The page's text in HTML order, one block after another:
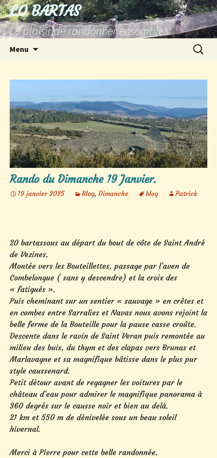
Aller
au
contenu
LO BARTAS
Le plaisir de randonner ensemble!
Menu
Rando du Dimanche 19 Janvier.
19 janvier 2025 Blog, Dimanche blog Patrick
20 bartassous au départ du bout de côte de Saint André
de Vezines.
Montée vers les Bouteillettes, passage par l’aven de
Combelongue ( sans y descendre) et la croix des
« fatigués ».
Puis cheminant sur un sentier « sauvage » en crêtes et
en combes entre Sarralies et Navas nous avons rejoint la
belle ferme de la Bouteille pour la pause casse croûte.
Descente dans le ravin de Saint Veran puis remontée au
milieu des buis, du thym et des clapas vers Brunas et
Marlavagne et sa magnifique bâtisse dans le plus pur
style caussenard.
Petit détour avant de regagner les voitures par le
château d’eau pour admirer le magnifique panorama à
360 degrés sur le causse noir et bien au delà.
21 km et 550 m de dénivelée sous un beau soleil
hivernal.
Merci à Pierre pour cette belle randonnée.